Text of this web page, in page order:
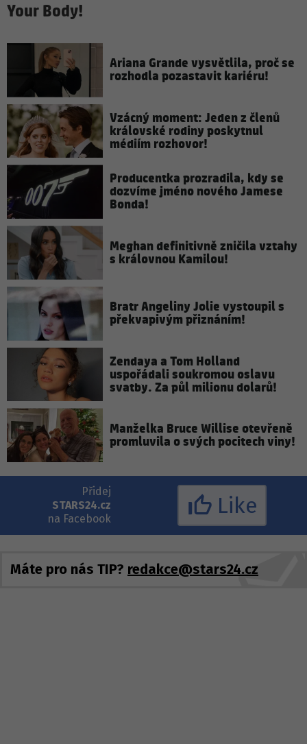
Your Body!
Ariana Grande vysvětlila, proč se
rozhodla pozastavit kariéru!
Vzácný moment: Jeden z členů
královské rodiny poskytnul
médiím rozhovor!
Producentka prozradila, kdy se
dozvíme jméno nového Jamese
Bonda!
Meghan definitivně zničila vztahy
s královnou Kamilou!
Bratr Angeliny Jolie vystoupil s
překvapivým přiznáním!
Zendaya a Tom Holland
uspořádali soukromou oslavu
svatby. Za půl milionu dolarů!
Manželka Bruce Willise otevřeně
promluvila o svých pocitech viny!
Přidej
STARS24.cz
na Facebook
Like
Máte pro nás TIP? redakce@stars24.cz